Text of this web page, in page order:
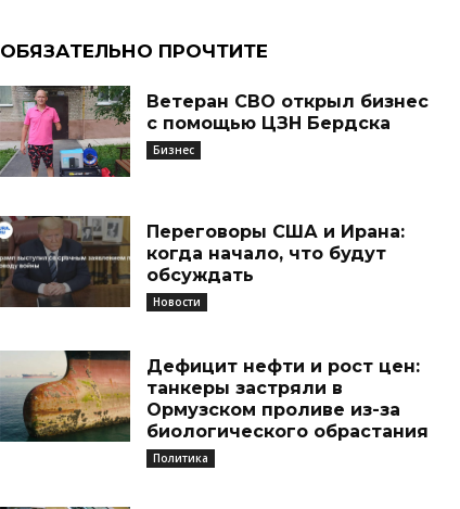
ОБЯЗАТЕЛЬНО ПРОЧТИТЕ
Ветеран СВО открыл бизнес
с помощью ЦЗН Бердска
Бизнес
Переговоры США и Ирана:
когда начало, что будут
обсуждать
Новости
Дефицит нефти и рост цен:
танкеры застряли в
Ормузском проливе из-за
биологического обрастания
Политика